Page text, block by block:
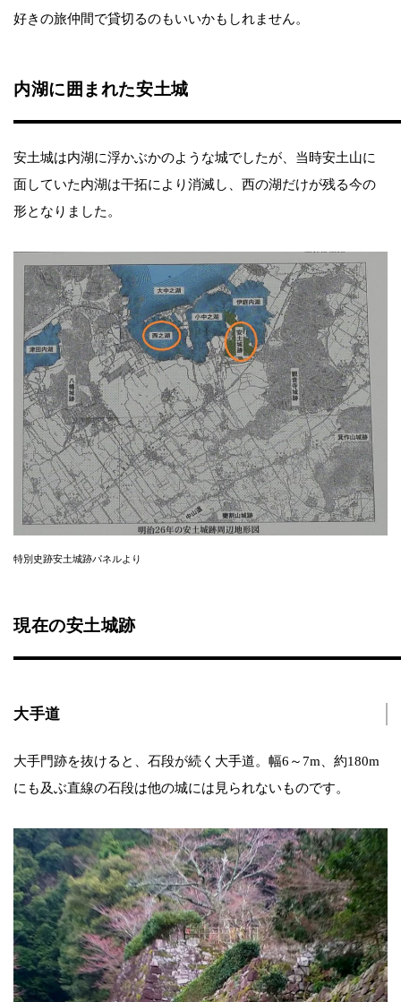
好きの旅仲間で貸切るのもいいかもしれません。
内湖に囲まれた安土城
安土城は内湖に浮かぶかのような城でしたが、当時安土山に
面していた内湖は干拓により消滅し、西の湖だけが残る今の
形となりました。
特別史跡安土城跡パネルより
現在の安土城跡
大手道
大手門跡を抜けると、石段が続く大手道。幅6～7m、約180m
にも及ぶ直線の石段は他の城には見られないものです。